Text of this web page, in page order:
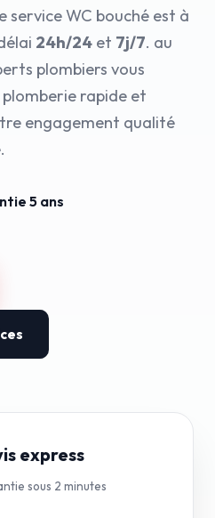
service WC bouché est à
24h/24 et 7j/7. au
plombiers vous
rapide et
engagement qualité
5 ans
express
sous 2 minutes